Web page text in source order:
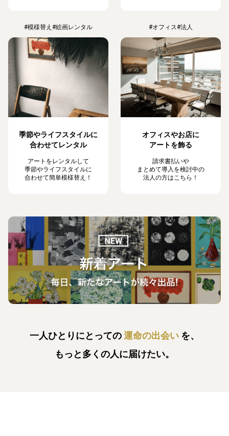
#模様替え #絵画レンタル
季節やライフスタイルに
合わせてレンタル
アートをレンタルして
季節やライフスタイルに
合わせて簡単模様替え！
#オフィス#法人
オフィスやお店に
アートを飾る
請求書払いや
まとめて導入を検討中の
法人の方はこちら！
一人ひとりにとっての運命の出会い を、
もっと多くの人に届けたい。